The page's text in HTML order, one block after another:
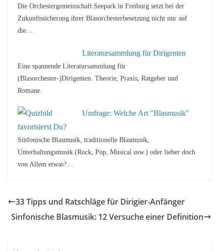
Die Orchestergemeinschaft Seepark in Freiburg setzt bei der
Zukunftssicherung ihrer Blasorchesterbesetzung nicht nur auf
die…
Literatursammlung für Dirigenten
Eine spannende Literatursammlung für
(Blasorchester-)Dirigenten. Theorie, Praxis, Ratgeber und
Romane.
Umfrage: Welche Art "Blasmusik"
favorisierst Du?
Sinfonische Blasmusik, traditionelle Blasmusik,
Unterhaltungsmusik (Rock, Pop, Musical usw.) oder lieber doch
von Allem etwas?…
33 Tipps und Ratschläge für Dirigier-Anfänger
Sinfonische Blasmusik: 12 Versuche einer Definition